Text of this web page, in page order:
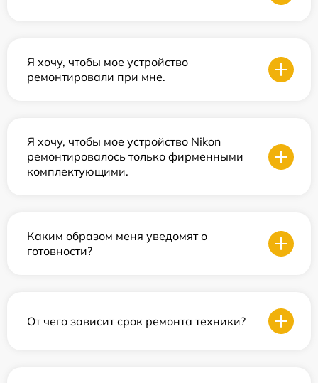
Я хочу, чтобы мое устройство
ремонтировали при мне.
Я хочу, чтобы мое устройство Nikon
ремонтировалось только фирменными
комплектующими.
Каким образом меня уведомят о
готовности?
От чего зависит срок ремонта техники?